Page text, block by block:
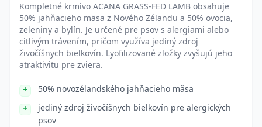
Kompletné krmivo ACANA GRASS-FED LAMB obsahuje
50% jahňacieho mäsa z Nového Zélandu a 50% ovocia,
zeleniny a bylín. Je určené pre psov s alergiami alebo
citlivým trávením, pričom využíva jediný zdroj
živočíšnych bielkovín. Lyofilizované zložky zvyšujú jeho
atraktivitu pre zviera.
50% novozélandského jahňacieho mäsa
jediný zdroj živočíšnych bielkovín pre alergických
psov